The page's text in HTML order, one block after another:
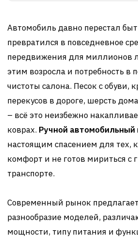
Автомобиль давно перестал
превратился в повседневное
передвижения для миллионов
этим возросла и потребность в
чистоты салона. Песок с обуви,
перекусов в дороге, шерсть
– всё это неизбежно
коврах. Ручной автомобильный
настоящим спасением для тех,
комфорт и не готов мириться с
транспорте.
Современный рынок
разнообразие моделей,
мощности, типу питания и